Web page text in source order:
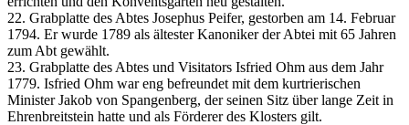
22. Grabplatte des Abtes Josephus Peifer, gestorben am 14. Februar
1794. Er wurde 1789 als ältester Kanoniker der Abtei mit 65 Jahren
zum Abt gewählt.
23. Grabplatte des Abtes und Visitators Isfried Ohm aus dem Jahr
1779. Isfried Ohm war eng befreundet mit dem kurtrierischen
Minister Jakob von Spangenberg, der seinen Sitz über lange Zeit in
Ehrenbreitstein hatte und als Förderer des Klosters gilt.